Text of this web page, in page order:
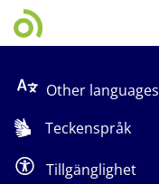
Other languages
Teckenspråk
Tillgänglighet